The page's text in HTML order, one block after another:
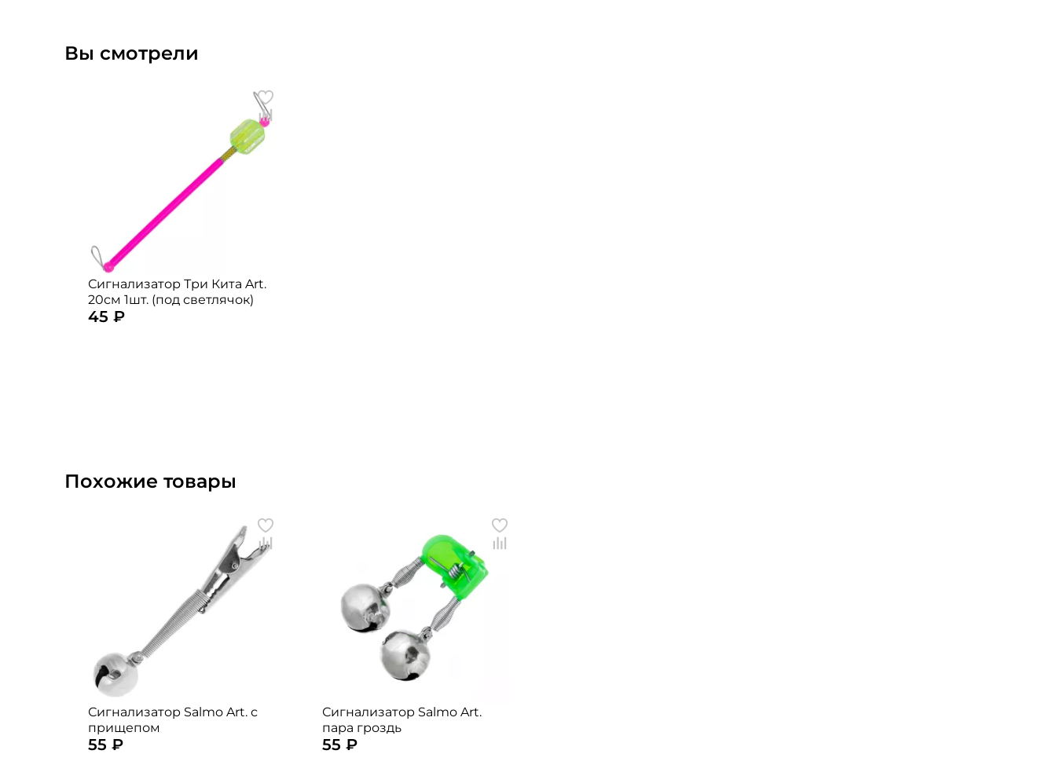
Вы смотрели
Сигнализатор Три Кита Art.
20см 1шт. (под светлячок)
45 ₽
Похожие товары
Сигнализатор Salmo Art. с
прищепом
55 ₽
Сигнализатор Salmo Art.
пара гроздь
55 ₽